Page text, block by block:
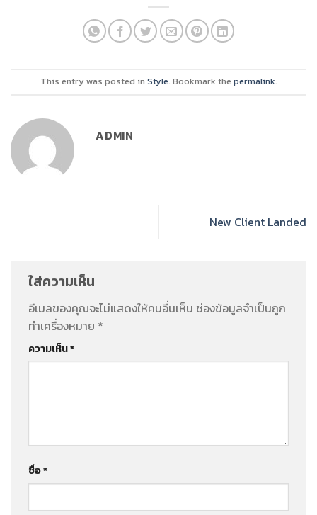
This entry was posted in Style. Bookmark the permalink.
ADMIN
New Client Landed
ใส่ความเห็น
อีเมลของคุณจะไม่แสดงให้คนอื่นเห็น ช่องข้อมูลจำเป็นถูก
ทำเครื่องหมาย *
ความเห็น*
ชื่อ*